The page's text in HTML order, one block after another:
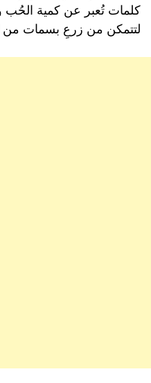
كلمات تُعبر عن كمية الحُب
لتتمكن من زرعِ بسمات من